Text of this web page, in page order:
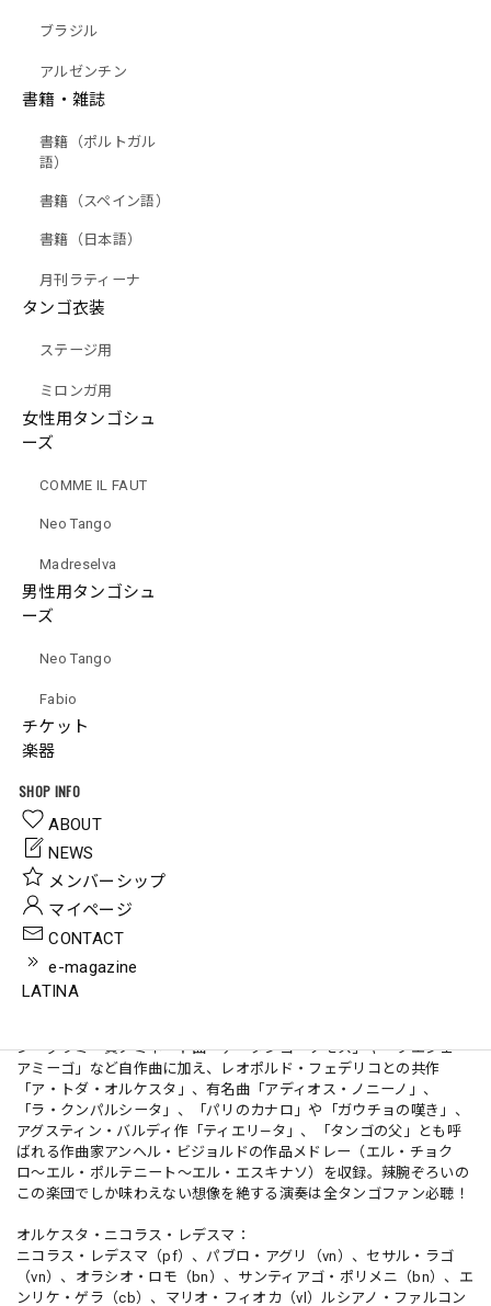
ブラジル
アルゼンチン
書籍・雑誌
書籍（ポルトガル
語）
書籍（スペイン語）
書籍（日本語）
月刊ラティーナ
タンゴ衣装
ステージ用
ミロンガ用
女性用タンゴシュ
ーズ
COMME IL FAUT
Neo Tango
Madreselva
男性用タンゴシュ
ーズ
Neo Tango
Fabio
チケット
楽器
SHOP INFO
ABOUT
NEWS
メンバーシップ
マイページ
CONTACT
e-magazine
LATINA
ORQUESTA NICOLAS LEDESMA『ORQUESTA NICOLAS
LEDESMA』（MUSAS-6013）_QTAR_
¥2,619
◆録音年：2012年
◇曲目
1. ア・トダ・オルケスタ
3. オイガ・ピベ
5. パリのカナロ
7. ティエリータ
8. フエジェ・アミーゴ
ト〜エル・エスキナソ）
10. 虹の橋
11. アディオス・ノニーノ
12. ラ・クンパルシータ
◇15歳で巨匠オラシオ・サルガンにピアノの指導を受け、レオポル
ド・フェデリコ楽団やパスクアル・マモーネ楽団でピアニストとして
活躍してきた若き巨匠ニコラス・レデスマ率いるオクテートがお送り
する最新作。メンバーは第一バイオリンに故アントニオ・アグリの息
子であり、現代タンゴ最重要バイオリニストのひとりパブロ・アグ
ン・グラミー賞ノミネート曲「デ・タンゴ・ソモス」や「フエジェ・
アミーゴ」など自作曲に加え、レオポルド・フェデリコとの共作
「ア・トダ・オルケスタ」、有名曲「アディオス・ノニーノ」、
「ラ・クンパルシータ」、「パリのカナロ」や「ガウチョの嘆き」、
アグスティン・バルディ作「ティエリ—タ」、「タンゴの父」とも呼
ばれる作曲家アンヘル・ビジョルドの作品メドレー（エル・チョク
ロ〜エル・ポルテニート〜エル・エスキナソ）を収録。辣腕ぞろいの
この楽団でしか味わえない想像を絶する演奏は全タンゴファン必聴！
オルケスタ・ニコラス・レデスマ：
ニコラス・レデスマ（pf）、パブロ・アグリ（vn）、セサル・ラゴ
（vn）、オラシオ・ロモ（bn）、サンティアゴ・ポリメニ（bn）、エ
ンリケ・ゲラ（cb）、マリオ・フィオカ（vl）ルシアノ・ファルコン